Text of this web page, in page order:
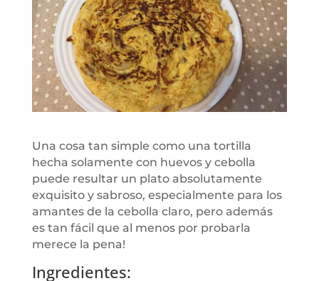
Una cosa tan simple como una tortilla
hecha solamente con huevos y cebolla
puede resultar un plato absolutamente
exquisito y sabroso, especialmente para los
amantes de la cebolla claro, pero además
es tan fácil que al menos por probarla
merece la pena!
Ingredientes: